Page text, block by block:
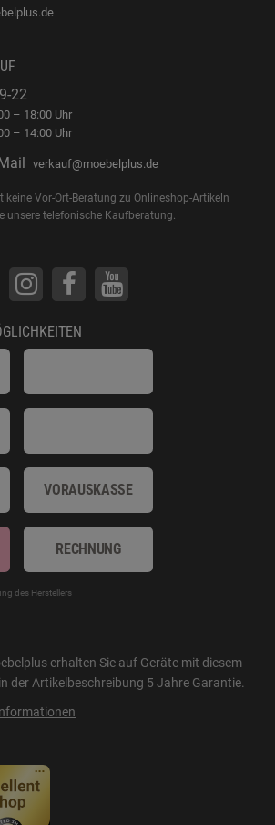
22
– 18:00 Uhr
– 14:00 Uhr
verkauf@moebelplus.de
keine Vor-Ort-Beratung zu Onlineshop-Artikeln
unsere telefonische Kaufberatung.
VORAUSKASSE
RECHNUNG
des Herstellers
erhalten Sie auf Geräte mit diesem
der Artikelbeschreibung 5 Jahre Garantie.